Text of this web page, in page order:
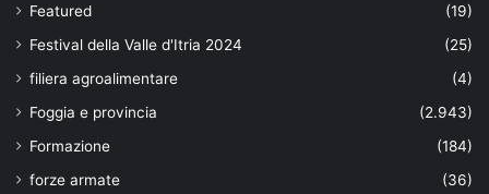
Featured
(19)
Festival della Valle d'Itria 2024
(25)
filiera agroalimentare
(4)
Foggia e provincia
(2.943)
Formazione
(184)
forze armate
(36)